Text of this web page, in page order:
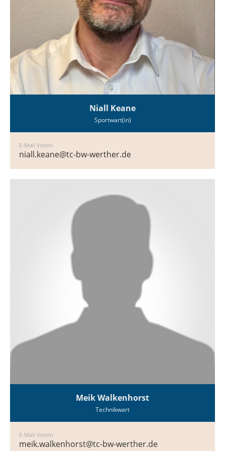
Niall Keane
Sportwart(in)
E-Mail Verein
niall.keane@tc-bw-werther.de
Meik Walkenhorst
Technikwart
E-Mail Verein
meik.walkenhorst@tc-bw-werther.de